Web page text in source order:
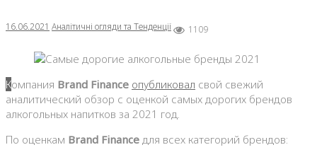
16.06.2021 Аналітичні огляди та Тенденції 1109
Компания Brand Finance опубликовал свой свежий
аналитический обзор с оценкой самых дорогих брендов
алкогольных напитков за 2021 год.
По оценкам Brand Finance для всех категорий брендов: